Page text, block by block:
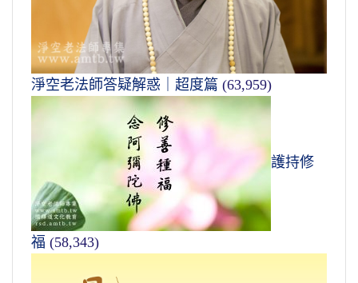
淨空老法師答疑解惑｜超度篇 (63,959)
護持修
福 (58,343)